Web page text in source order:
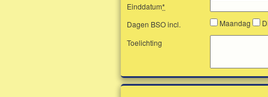
Einddatum*
Dagen BSO incl.
Maandag
Toelichting